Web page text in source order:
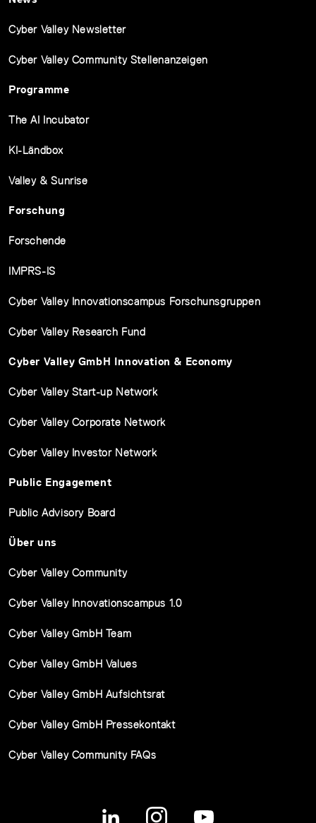
Cyber Valley Newsletter
Cyber Valley Community Stellenanzeigen
Programme
The AI Incubator
KI-Ländbox
Valley & Sunrise
Forschung
Forschende
IMPRS-IS
Cyber Valley Innovationscampus Forschunsgruppen
Cyber Valley Research Fund
Cyber Valley GmbH Innovation & Economy
Cyber Valley Start-up Network
Cyber Valley Corporate Network
Cyber Valley Investor Network
Public Engagement
Public Advisory Board
Über uns
Cyber Valley Community
Cyber Valley Innovationscampus 1.0
Cyber Valley GmbH Team
Cyber Valley GmbH Values
Cyber Valley GmbH Aufsichtsrat
Cyber Valley GmbH Pressekontakt
Cyber Valley Community FAQs